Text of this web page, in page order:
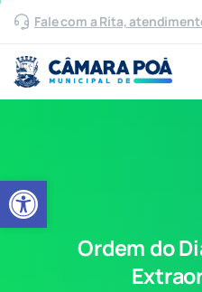
Abrir a barra
Fale com a Rita,
Ordem do